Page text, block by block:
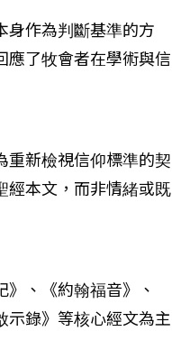
身作為判斷基準的方
應了牧會者在學術與信
重新檢視信仰標準的契
經本文，而非情緒或既
、《約翰福音》、
示錄》等核心經文為主